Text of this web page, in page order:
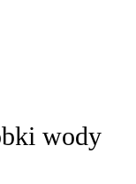
wody